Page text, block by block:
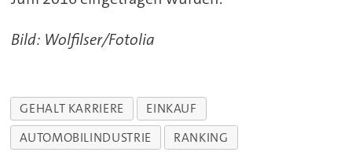
Bild: Wolfilser/Fotolia
GEHALT KARRIERE
EINKAUF
AUTOMOBILINDUSTRIE
RANKING